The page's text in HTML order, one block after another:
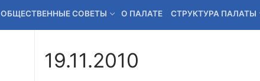
ОБЩЕСТВЕННЫЕ СОВЕТЫ О ПАЛАТЕ СТРУКТУРА ПАЛАТЫ
19.11.2010